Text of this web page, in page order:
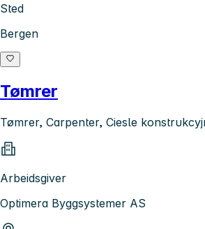
Sted
Bergen
Tømrer
Tømrer, Carpenter, Ciesle
Arbeidsgiver
Optimera Byggsystemer AS